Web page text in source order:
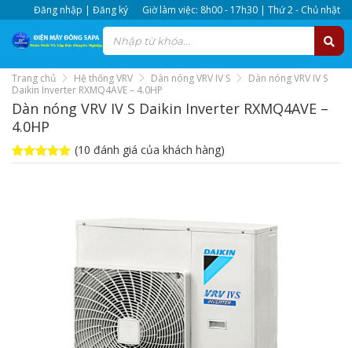
Đăng nhập | Đăng ký Giờ làm việc: 8h00 - 17h30 | Thứ 2 - Chủ nhật
Trang chủ Hệ thống VRV Dàn nóng VRV IV S
Dàn nóng VRV IV S
Daikin Inverter RXMQ4AVE – 4.0HP
Dàn nóng VRV IV S Daikin Inverter RXMQ4AVE –
4.0HP
4.9trên 5
10
(10 đánh giá của khách hàng)